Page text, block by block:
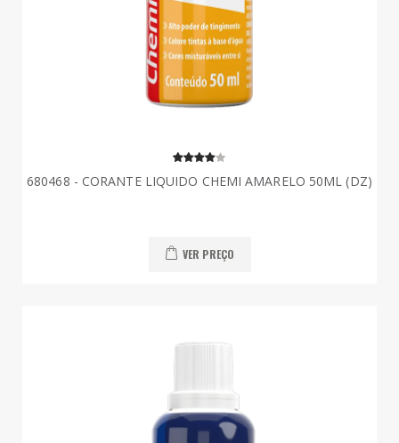
680468 - CORANTE LIQUIDO CHEMI AMARELO 50ML (DZ)
VER PREÇO